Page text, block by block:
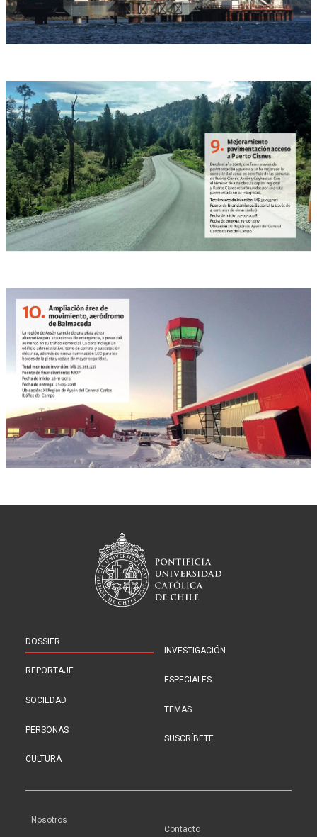
DOSSIER
REPORTAJE
SOCIEDAD
PERSONAS
CULTURA
INVESTIGACIÓN
ESPECIALES
TEMAS
SUSCRÍBETE
Nosotros
Contacto